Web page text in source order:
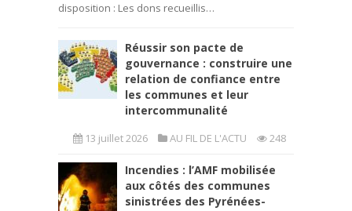
disposition : Les dons recueillis…
Réussir son pacte de
gouvernance : construire une
relation de confiance entre
les communes et leur
intercommunalité
13 juillet 2026 AU FIL DE L'ACTU 248
Incendies : l’AMF mobilisée
aux côtés des communes
sinistrées des Pyrénées-